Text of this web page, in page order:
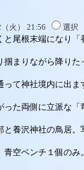
火） 21:56 選択
尾根末端になり「
まりながら降りた
て神社境内に出ま
た両側に立派な「
養沢神社の鳥居。
空ベンチ１個のみ